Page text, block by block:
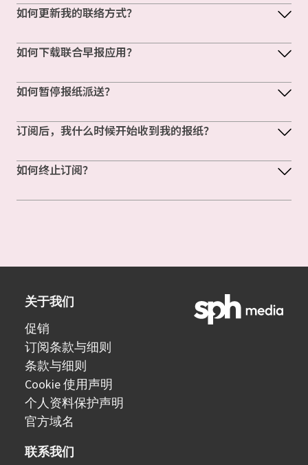
如何更新我的联络方式？
如何下载联合早报应用？
如何暂停报纸派送？
订阅后，我什么时候开始收到我的报纸？
如何终止订阅？
关于我们
促销
订阅条款与细则
条款与细则
Cookie 使用声明
个人资料保护声明
官方域名
联系我们